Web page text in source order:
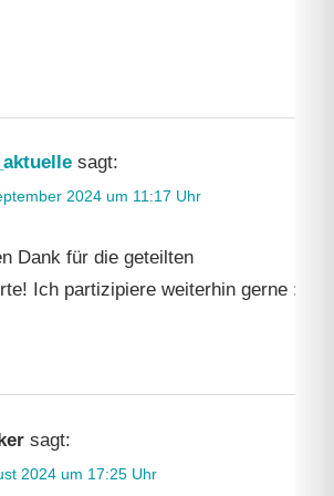
sagt:
2024 um 11:17 Uhr
Dank für die geteilten
Ich partizipiere weiterhin gerne :).
sagt:
2024 um 17:25 Uhr